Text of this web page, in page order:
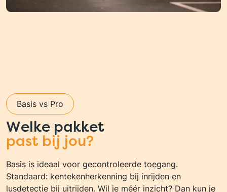
Basis vs Pro
Welke pakket
past bij jou?
Basis is ideaal voor gecontroleerde toegang.
Standaard: kentekenherkenning bij inrijden en
lusdetectie bij uitrijden. Wil je méér inzicht? Dan kun je